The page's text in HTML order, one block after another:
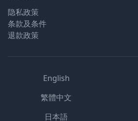
隐私政策
条款及条件
退款政策
English
繁體中文
日本語